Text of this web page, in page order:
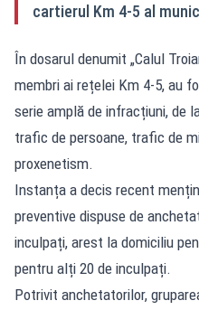
cartierul Km 4-5 al
În dosarul denumit „Calul
membri ai rețelei Km 4-5, au
serie amplă de infracțiuni, de
trafic de persoane, trafic de
proxenetism.
Instanța a decis recent
preventive dispuse de
inculpați, arest la domiciliu
pentru alți 20 de inculpați.
Potrivit anchetatorilor,